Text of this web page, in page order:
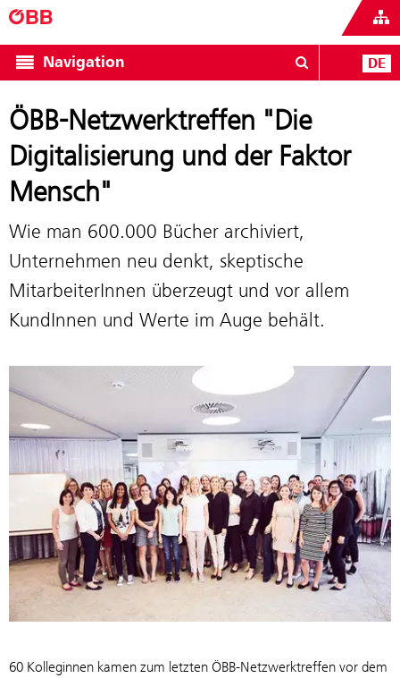
Navigation DE
ÖBB-Netzwerktreffen "Die
Digitalisierung und der Faktor
Mensch"
Wie man 600.000 Bücher archiviert,
Unternehmen neu denkt, skeptische
MitarbeiterInnen überzeugt und vor allem
KundInnen und Werte im Auge behält.
60 Kolleginnen kamen zum letzten ÖBB-Netzwerktreffen vor dem